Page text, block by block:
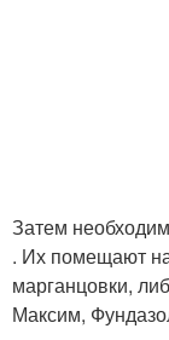
Затем
. Их помещают
марганцовки,
Максим,